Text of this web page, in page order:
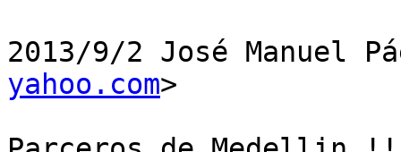
2013/9/2 José Manuel
yahoo.com>